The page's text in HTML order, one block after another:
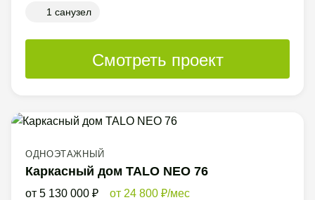
1 санузел
Смотреть проект
ОДНОЭТАЖНЫЙ
Каркасный дом TALO NEO 76
5 130 000 24 800 /мес